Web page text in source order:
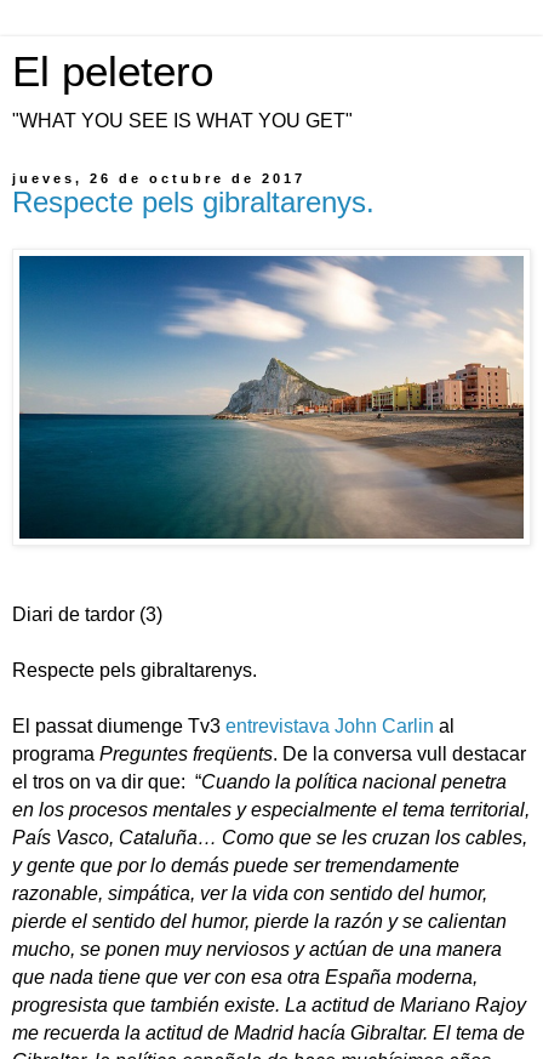
El peletero
"WHAT YOU SEE IS WHAT YOU GET"
jueves, 26 de octubre de 2017
Respecte pels gibraltarenys.
Diari de tardor (3)
Respecte pels gibraltarenys.
El passat diumenge Tv3 entrevistava John Carlin al
programa Preguntes freqüents. De la conversa vull destacar
el tros on va dir que: “Cuando la política nacional penetra
en los procesos mentales y especialmente el tema territorial,
País Vasco, Cataluña… Como que se les cruzan los cables,
y gente que por lo demás puede ser tremendamente
razonable, simpática, ver la vida con sentido del humor,
pierde el sentido del humor, pierde la razón y se calientan
mucho, se ponen muy nerviosos y actúan de una manera
que nada tiene que ver con esa otra España moderna,
progresista que también existe. La actitud de Mariano Rajoy
me recuerda la actitud de Madrid hacía Gibraltar. El tema de